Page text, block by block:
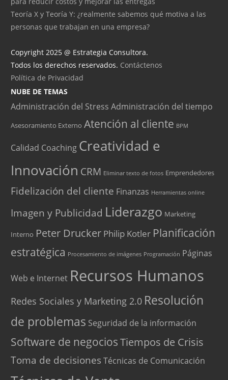
Teoría X y Teoría Y: ¿realmente sabemos qué motiva a las
personas que trabajan en una empresa?
Copyright 2025 @ Estrategia Consultora.
Todos los derechos reservados. Contáctenos
Política de Privacidad
NUBE DE TEMAS
Administración del Stress Administración del tiempo
Asesoramiento Externo Atención al cliente BPM
Calidad Coaching Creatividad e
Innovación CRM Eliminar texto de fotos Emprendedores
Fidelización del cliente Finanzas Herramientas online
Imagen y Publicidad Liderazgo Marketing
Interno Peter Drucker Philip Kotler Planificación
estratégica Procesamiento de imágenes Programación Páginas
Web e Internet Recursos Humanos
Redes Sociales y Marketing 2.0 Resolución
de problemas Seguridad de la información
Software de negociosTiempos de Crisis
Toma de decisiones Técnicas de Comunicación